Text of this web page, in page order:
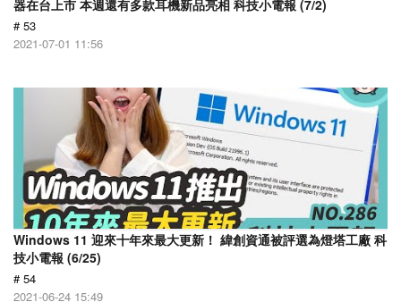
器在台上市 本週還有多款耳機新品亮相 科技小電報 (7/2)
# 53
2021-07-01 11:56
Windows 11 迎來十年來最大更新！ 緯創資通被評選為燈塔工廠 科
技小電報 (6/25)
# 54
2021-06-24 15:49